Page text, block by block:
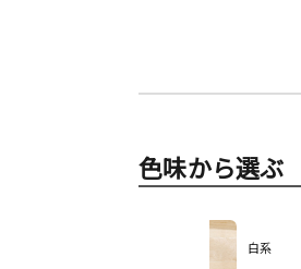
色味から選ぶ
白系